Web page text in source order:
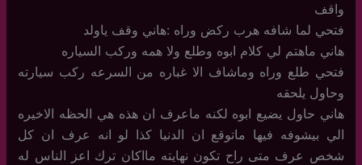
واقف
فتحي لما شافه هرب ركض وراه :هاني وقف ياولد
هاني ماهتم لي كلام ابوه وطلع ولا همه وركب السياره
فتحي طلع وراه وماشاف الا غباره من السرعه ركب سيارته
وحاول يلحقه
هاني حاول يضيع ابوه لكنه ماعرف ان هذه هي الحظه الاخيره
الي بيشوفه فيها ماتوقع ان الدنيا كذا لو انه عرف ان كل
شخص عرف متى راح تكون نهايته مااكان ترك اعز الناس له